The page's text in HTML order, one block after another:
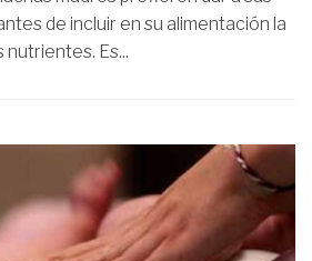
de incluir en su alimentación la
Es...